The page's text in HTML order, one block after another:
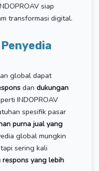
siap
transformasi digital.
global dapat
dan dukungan
INDOPROAV
spesifik pasar
purna jual yang
global mungkin
sering kali
yang lebih